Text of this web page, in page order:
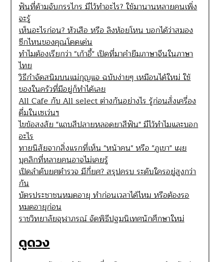
ฟันที่ด้ามจับกรรไกร มีไว้ทำอะไร? ใช้มานานหลายคนเพิ่ง
จะรู้
เห็นอะไรก่อน? หัวเสือ หรือ ลิงห้อยโหน บอกได้ว่าสมอง
ซีกไหนของคุณโดดเด่น
ทำไมต้องเรียกว่า "เก้าอี้" เปิดที่มาคำยืมภาษาจีนในภาษา
ไทย
วิธีกำจัดสนิมบนแม่กุญแจ ฉบับง่ายๆ เหมือนได้ใหม่ ใช้
ของในครัวที่มีอยู่ก็ทำได้เลย
All Cafe กับ All select ต่างกันอย่างไร รู้ก่อนสั่งเครื่อง
ดื่มในเซเว่นฯ
ไขข้อสงสัย "แถบสีปลายหลอดยาสีฟัน" มีไว้ทำไมและบอก
อะไร
ทายนิสัยจากสิ่งแรกที่เห็น "หน้าคน" หรือ "ภูเขา" เผย
บุคลิกที่หลายคนอาจไม่เคยรู้
เปิดลำดับยศตำรวจ มีกี่ยศ? สรุปครบ ระดับใครอยู่สูงกว่า
กัน
บัตรประชาชนหมดอายุ ทำก่อนเวลาได้ไหม หรือต้องรอ
หมดอายุก่อน
ราชวิทยาลัยจุฬาภรณ์ จัดพิธีปฐมนิเทศนักศึกษาใหม่
ดูดวง